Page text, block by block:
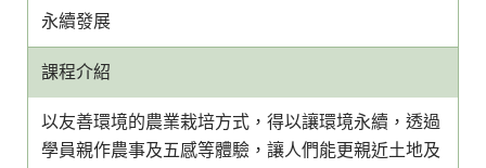
永續發展
課程介紹
以友善環境的農業栽培方式，得以讓環境永續，透過
學員親作農事及五感等體驗，讓人們能更親近土地及